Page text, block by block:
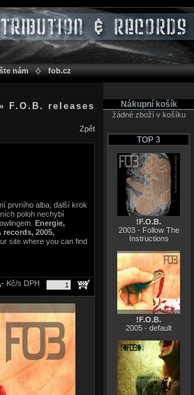
nám fob.cz
F.O.B. releases
Zpět
prvního alba, další krok
poloh nechybí
Energie,
records, 2005,
site where you can find
Kč/s DPH
Nákupní košík
žádné zboží v košíku
TOP 3
!F.O.B.
2003 - Follow The
Instructions
!F.O.B.
2005 - default